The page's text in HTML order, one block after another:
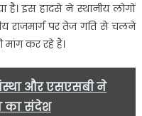
इस हादसे ने स्थानीय लोगों
राजमार्ग पर तेज गति से चलने
मांग कर रहे हैं।
और एसएसबी ने
का संदेश